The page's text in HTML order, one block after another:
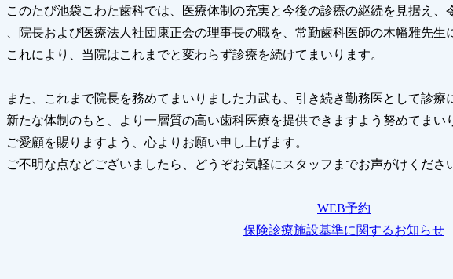
このたび池袋こわた歯科では、医療体制の充実と今後の診療の継続を見据え、
、院長および医療法人社団康正会の理事長の職を、常勤歯科医師の木幡雅先生
これにより、当院はこれまでと変わらず診療を続けてまいります。
また、これまで院長を務めてまいりました力武も、引き続き勤務医として診療
新たな体制のもと、より一層質の高い歯科医療を提供できますよう努めてまい
ご愛顧を賜りますよう、心よりお願い申し上げます。
ご不明な点などございましたら、どうぞお気軽にスタッフまでお声がけくださ
WEB予約
保険診療施設基準に関するお知らせ